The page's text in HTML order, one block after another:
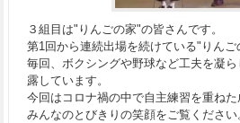
３組目は"りんごの家"の皆さんです。
第1回から連続出場を続けている"りんご
毎回、ボクシングや野球など工夫を凝
露しています。
今回はコロナ禍の中で自主練習を重ねた
みんなのとびきりの笑顔をご覧ください